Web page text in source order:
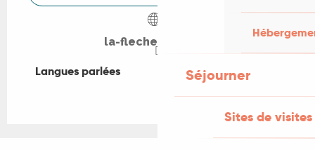
Séjourner
Sites de visites
la-fleche-bleue.fr
Langues parlées
Langues parlées